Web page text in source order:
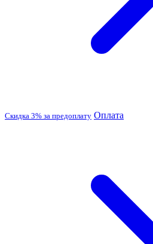
Скидка 3% за предоплату Оплата